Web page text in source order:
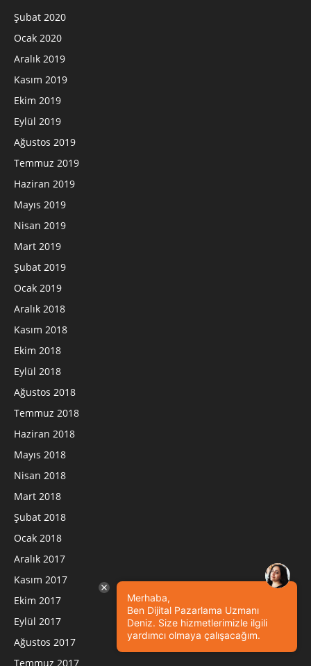
Şubat 2020
Ocak 2020
Aralık 2019
Kasım 2019
Ekim 2019
Eylül 2019
Ağustos 2019
Temmuz 2019
Haziran 2019
Mayıs 2019
Nisan 2019
Mart 2019
Şubat 2019
Ocak 2019
Aralık 2018
Kasım 2018
Ekim 2018
Eylül 2018
Ağustos 2018
Temmuz 2018
Haziran 2018
Mayıs 2018
Nisan 2018
Mart 2018
Şubat 2018
Ocak 2018
Aralık 2017
Kasım 2017
Ekim 2017
Eylül 2017
Ağustos 2017
Temmuz 2017
Merhaba,
Ben Dijital Pazarlama Uzmanı
Deniz. Size hizmetlerimizle ilgili
yardımcı olmaya çalışacağım.